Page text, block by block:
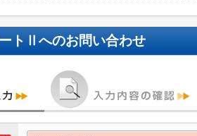
トⅡ へのお問い合わせ